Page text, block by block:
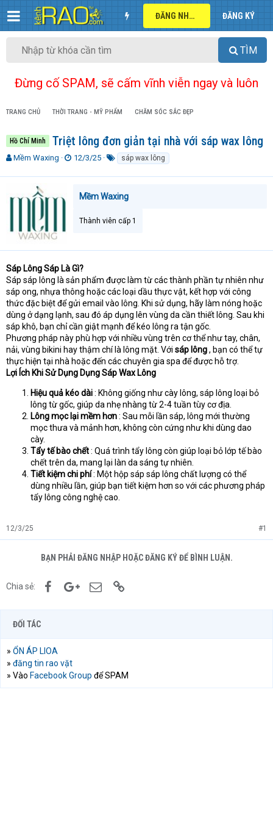
ĐĂNG NHẬP ĐĂNG KÝ
TÌM
Đừng cố SPAM, sẽ cấm vĩnh viễn ngay và luôn
TRANG CHỦ THỜI TRANG - MỸ PHẨM CHĂM SÓC SẮC ĐẸP
Hồ Chí Minh Triệt lông đơn giản tại nhà với sáp wax lông
T
r
a
t
t
e
r
Mềm Waxing
N
à
12/3/25
k
h
ó
sáp wax lông
Mềm Waxing
Thành viên cấp 1
Sáp Lông Sáp Là Gì?
Sáp sáp lông là sản phẩm được làm từ các thành phần tự nhiên như
sáp ong, nhựa thông hoặc các loại dầu thực vật, kết hợp với công
thức đặc biệt để gửi email vào lông. Khi sử dụng, hãy làm nóng hoặc
dùng ở dạng lạnh, sau đó áp dụng lên vùng da cần thiết lông. Sau khi
sáp khô, bạn chỉ cần giật mạnh để kéo lông ra tận gốc.
Phương pháp này phù hợp với nhiều vùng trên cơ thể như tay, chân,
nải, vùng bikini hay thậm chí là lông mặt. Với sáp lông, bạn có thể tự
thực hiện tại nhà hoặc đến các chuyên gia spa để được hỗ trợ.
Lợi Ích Khi Sử Dụng Dụng Sáp Wax Lông
Hiệu quả kéo dài: Không giống như cày lông, sáp lông loại bỏ
lông từ gốc, giúp da nhẹ nhàng từ 2-4 tuần tùy cơ địa.
Lông mọc lại mềm hơn: Sau mỗi lần sáp, lông mới thường
mọc thưa và mảnh hơn, không còn cứng như khi dùng dao
cày.
Tẩy tế bào chết: Quá trình tẩy lông còn giúp loại bỏ lớp tế bào
chết trên da, mang lại làn da sáng tự nhiên.
Tiết kiệm chi phí: Một hộp sáp sáp lông chất lượng có thể
dùng nhiều lần, giúp bạn tiết kiệm hơn so với các phương pháp
tẩy lông công nghệ cao.
12/3/25 #1
BẠN PHẢI ĐĂNG NHẬP HOẶC ĐĂNG KÝ ĐỂ BÌNH LUẬN.
Chia sẻ: FacebookGoogle+Email
ĐỐI TÁC
» ỔN ÁP LIOA
» đăng tin rao vặt
» Vào Facebook Group để SPAM